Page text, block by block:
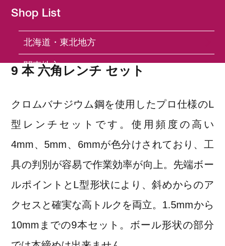
Shop List
北海道・東北地方
関東地方
四国地方
九州・沖縄地方
FAQ
9 Hex Key Wrench Set
9 本 六角レンチ セット
クロムバナジウム鋼を使用したプロ仕様のL
型レンチセットです。使用頻度の高い
4mm、5mm、6mmが色分けされており、工
具の判別が容易で作業効率が向上。先端ボー
ルポイントとL型形状により、斜めからのア
クセスと確実な高トルクを両立。1.5mmから
10mmまでの9本セット。ボール形状の部分